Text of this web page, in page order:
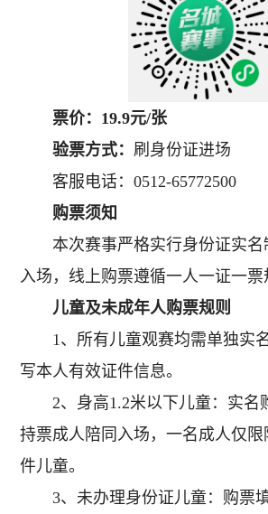
票价： 19.9元/张
验票方式： 刷身份证进场
客服电话：0512-65772500
购票须知
本次赛事严格实行身份证实名
入场，线上购票遵循一人一证一票
儿童及未成年人购票规则
1、所有儿童观赛均需单独实
写本人有效证件信息。
2、身高1.2米以下儿童：实名
持票成人陪同入场，一名成人仅
件儿童。
3、未办理身份证儿童：购票